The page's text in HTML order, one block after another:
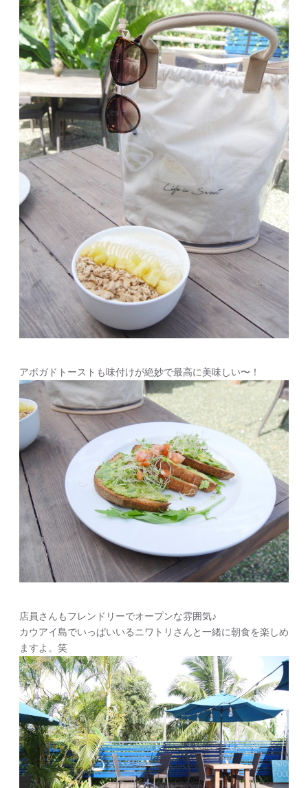
アボガドトーストも味付けが絶妙で最高に美味しい〜！
店員さんもフレンドリーでオープンな雰囲気♪
カウアイ島でいっぱいいるニワトリさんと一緒に朝食を楽しめ
ますよ。笑